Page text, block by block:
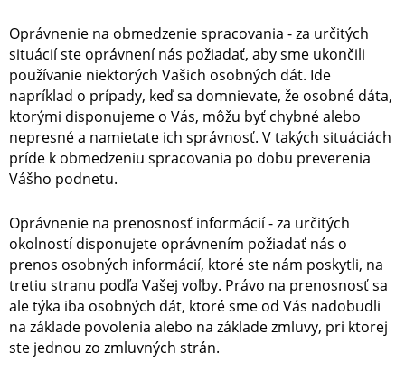
Oprávnenie na obmedzenie spracovania - za určitých
situácií ste oprávnení nás požiadať, aby sme ukončili
používanie niektorých Vašich osobných dát. Ide
napríklad o prípady, keď sa domnievate, že osobné dáta,
ktorými disponujeme o Vás, môžu byť chybné alebo
nepresné a namietate ich správnosť. V takých situáciách
príde k obmedzeniu spracovania po dobu preverenia
Vášho podnetu.
Oprávnenie na prenosnosť informácií - za určitých
okolností disponujete oprávnením požiadať nás o
prenos osobných informácií, ktoré ste nám poskytli, na
tretiu stranu podľa Vašej voľby. Právo na prenosnosť sa
ale týka iba osobných dát, ktoré sme od Vás nadobudli
na základe povolenia alebo na základe zmluvy, pri ktorej
ste jednou zo zmluvných strán.